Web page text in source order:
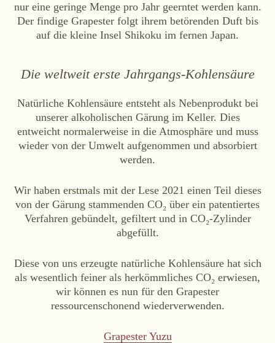
nur eine geringe Menge pro Jahr geerntet werden kann.
Der findige Grapester folgt ihrem betörenden Duft bis
auf die kleine Insel Shikoku im fernen Japan.
Die weltweit erste Jahrgangs-Kohlensäure
Natürliche Kohlensäure entsteht als Nebenprodukt bei
unserer alkoholischen Gärung im Keller. Dies
entweicht normalerweise in die Atmosphäre und muss
wieder von der Umwelt aufgenommen und absorbiert
werden.
Wir haben erstmals mit der Lese 2021 einen Teil dieses
von der Gärung stammenden CO₂ über ein patentiertes
Verfahren gebündelt, gefiltert und in CO₂-Zylinder
abgefüllt.
Diese von uns erzeugte natürliche Kohlensäure hat sich
als wesentlich feiner als herkömmliches CO₂ erwiesen,
wir können es nun für den Grapester
ressourcenschonend wiederverwenden.
Grapester Yuzu